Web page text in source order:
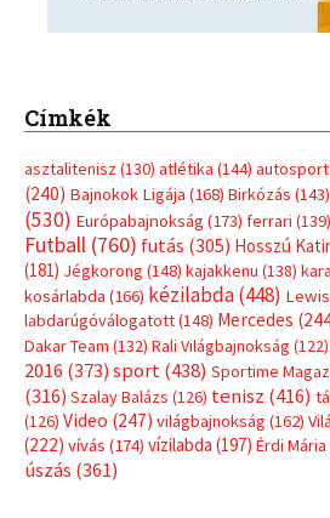
Címkék
asztalitenisz (130) atlétika (144) autosport
(240) Bajnokok Ligája (168) Birkózás (143)
(530) Európabajnokság (173) ferrari (139)
Futball (760) futás (305) Hosszú
(181) Jégkorong (148) kajakkenu (138)
kosárlabda (166) kézilabda(448)
labdarúgóválogatott(148) Mercedes
Dakar Team (132) Rali Világbajnokság (122)
2016 (373) sport(438) Sportime
(316) Szalay Balázs (126) tenisz (416)
(126) Video (247) világbajnokság (162)
(222) vívás (174) vízilabda (197) Érdi Mária
úszás (361)